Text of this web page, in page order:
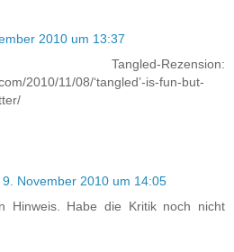
2010 um 13:37
Rezension:
2010/11/08/‘tangled’-is-fun-but-
9. November 2010 um 14:05
Hinweis. Habe die Kritik noch nicht